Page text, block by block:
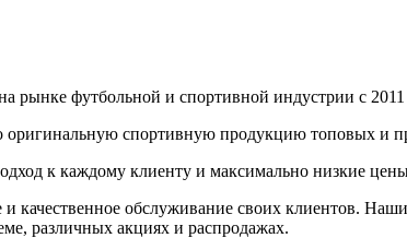
рынке футбольной и спортивной индустрии с 2011
спортивную продукцию топовых и
к каждому клиенту и максимально низкие
качественное обслуживание своих клиентов.
различных акциях и распродажах.